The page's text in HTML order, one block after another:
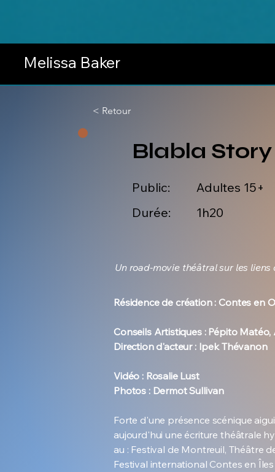
Melissa Baker
< Retour
Blabla Story
Public:
Durée:
Adultes 15+
1h20
Un road-movie théâtral sur les
Résidence de création : Contes en
Conseils Artistiques : Pépito
Direction d'acteur : Ipek Thévanon
Vidéo : Rosalie Lust
Photos : Dermot Sullivan
Forte d'une présence scénique
aujourd'hui une écriture théâtrale
au : Festival de Montreuil, Théâtre
Festival international Contes en